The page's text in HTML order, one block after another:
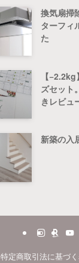
換気扇掃
ターフィ
た
【
ズセット
きレビュ
新築の入
特定商取引法に基づ